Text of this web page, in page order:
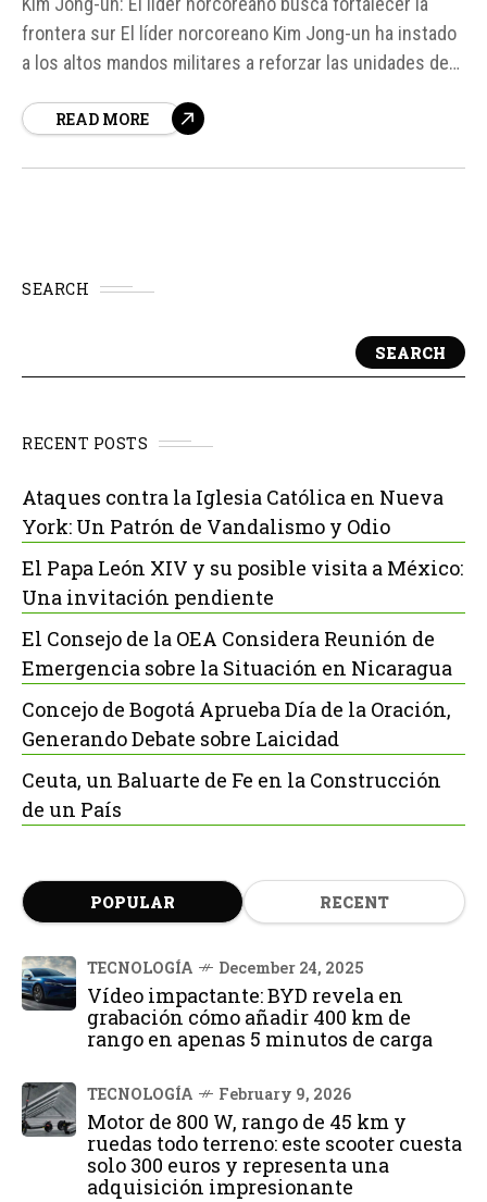
frontera sur El líder norcoreano Kim Jong-un ha instado
a los altos mandos militares a reforzar las unidades de
inexpugnable", según informó la prensa estatal
READ MORE
SEARCH
SEARCH
RECENT POSTS
Ataques contra la Iglesia Católica en Nueva
York: Un Patrón de Vandalismo y Odio
El Papa León XIV y su posible visita a México:
Una invitación pendiente
El Consejo de la OEA Considera Reunión de
Emergencia sobre la Situación en Nicaragua
Concejo de Bogotá Aprueba Día de la Oración,
Generando Debate sobre Laicidad
Ceuta, un Baluarte de Fe en la Construcción
de un País
POPULAR RECENT
TECNOLOGÍA December 24, 2025
Vídeo impactante: BYD revela en
grabación cómo añadir 400 km de
rango en apenas 5 minutos de carga
TECNOLOGÍA February 9, 2026
Motor de 800 W, rango de 45 km y
ruedas todo terreno: este scooter cuesta
solo 300 euros y representa una
adquisición impresionante